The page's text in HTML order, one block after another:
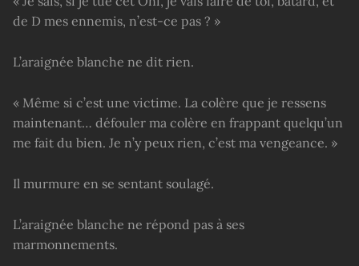
de D mes ennemis, n’est-ce pas ? »
L’araignée blanche ne dit rien.
« Même si c’est une victime. La colère que je ressens
maintenant… défouler ma colère en frappant quelqu’un
me fait du bien. Je n’y peux rien, c’est ma vengeance. »
Il murmure en se sentant soulagé.
L’araignée blanche ne répond pas à ses
marmonnements.